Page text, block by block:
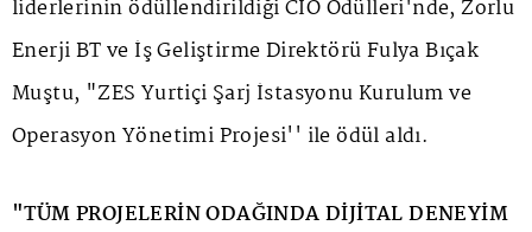
liderlerinin ödüllendirildiği CIO Ödülleri'nde, Zorlu
Enerji BT ve İş Geliştirme Direktörü Fulya Bıçak
Muştu, "ZES Yurtiçi Şarj İstasyonu Kurulum ve
Operasyon Yönetimi Projesi'' ile ödül aldı.
"TÜM PROJELERİN ODAĞINDA DİJİTAL DENEYİM